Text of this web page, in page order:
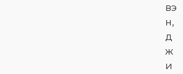
вэ
н,
д
ж
и